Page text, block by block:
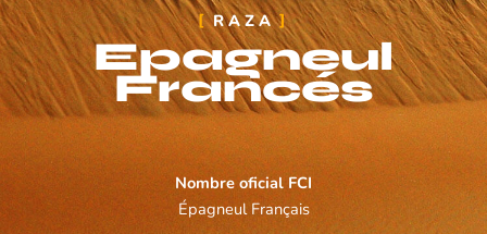
RAZA
Epagneul
Francés
Nombre oficial FCI
Épagneul Français